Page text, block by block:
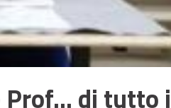
di tutto